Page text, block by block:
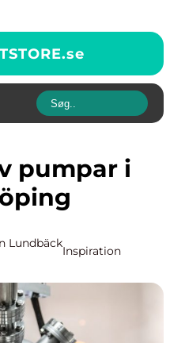
se
Lundbäck
Inspiration